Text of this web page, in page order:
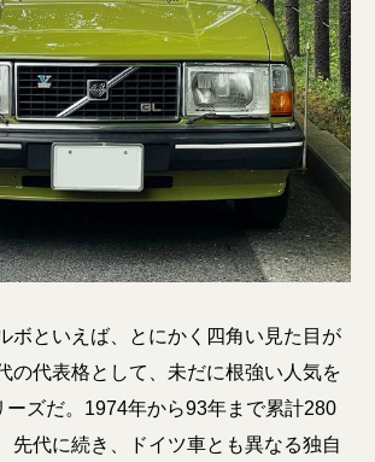
ボといえば、とにかく四角い見た目が
の代表格として、未だに根強い人気を
ーズだ。1974年から93年まで累計280
先代に続き、ドイツ車とも異なる独自